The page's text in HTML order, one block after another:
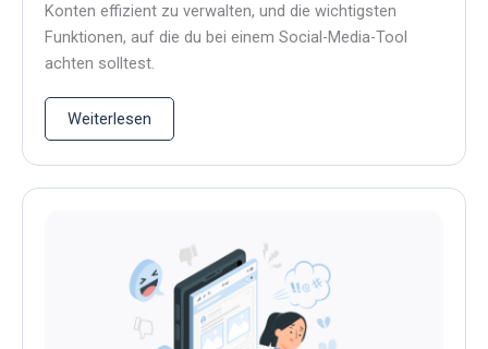
Konten effizient zu verwalten, und die wichtigsten
Funktionen, auf die du bei einem Social-Media-Tool
achten solltest.
Weiterlesen